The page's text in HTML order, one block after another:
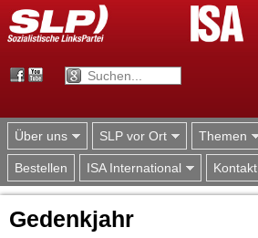
Jump to navigation
Über uns SLP vor Ort Themen
Bestellen ISA International Kontakt
Gedenkjahr